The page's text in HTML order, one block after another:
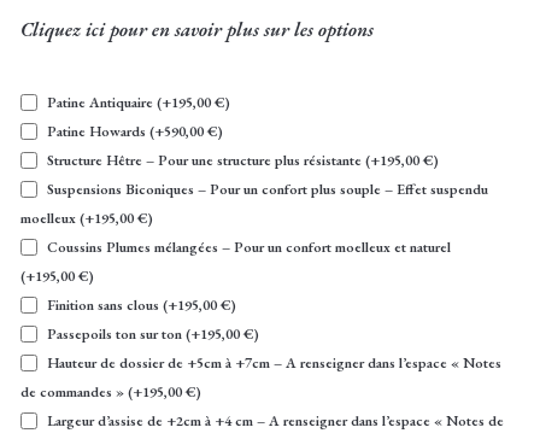
Cliquez ici pour en savoir plus sur les options
Patine Antiquaire (+195,00€)
Patine Howards (+590,00€)
Structure Hêtre – Pour une structure plus résistante (+195,00€)
Suspensions Biconiques – Pour un confort plus souple – Effet suspendu
moelleux(+195,00€)
Coussins Plumes mélangées – Pour un confort moelleux et naturel
(+195,00€)
Finition sans clous (+195,00€)
Passepoils ton sur ton(+195,00€)
Hauteur de dossier de +5cm à +7cm – A renseigner dans l’espace « Notes
de commandes »(+195,00€)
Largeur d’assise de +2cm à +4 cm – A renseigner dans l’espace « Notes de